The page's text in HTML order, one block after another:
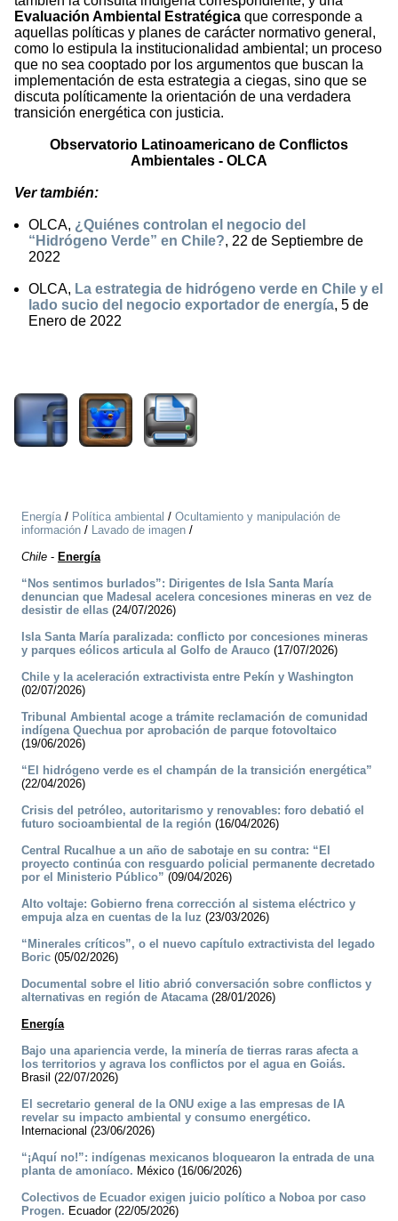
Evaluación Ambiental Estratégica que corresponde a
aquellas políticas y planes de carácter normativo general,
como lo estipula la institucionalidad ambiental; un proceso
que no sea cooptado por los argumentos que buscan la
implementación de esta estrategia a ciegas, sino que se
discuta políticamente la orientación de una verdadera
transición energética con justicia.
Observatorio Latinoamericano de Conflictos
Ambientales - OLCA
Ver también:
OLCA, ¿Quiénes controlan el negocio del
“Hidrógeno Verde” en Chile?, 22 de Septiembre de
2022
OLCA, La estrategia de hidrógeno verde en Chile y el
lado sucio del negocio exportador de energía, 5 de
Enero de 2022
Energía/ Política ambiental / Ocultamiento y manipulación de
información / Lavado de imagen /
Chile - Energía
“Nos sentimos burlados”: Dirigentes de Isla Santa María
denuncian que Madesal acelera concesiones mineras en vez de
desistir de ellas (24/07/2026)
Isla Santa María paralizada: conflicto por concesiones mineras
y parques eólicos articula al Golfo de Arauco (17/07/2026)
Chile y la aceleración extractivista entre Pekín y Washington
(02/07/2026)
Tribunal Ambiental acoge a trámite reclamación de comunidad
indígena Quechua por aprobación de parque fotovoltaico
(19/06/2026)
“El hidrógeno verde es el champán de la transición energética”
(22/04/2026)
Crisis del petróleo, autoritarismo y renovables: foro debatió el
futuro socioambiental de la región (16/04/2026)
Central Rucalhue a un año de sabotaje en su contra: “El
proyecto continúa con resguardo policial permanente decretado
por el Ministerio Público” (09/04/2026)
Alto voltaje: Gobierno frena corrección al sistema eléctrico y
empuja alza en cuentas de la luz (23/03/2026)
“Minerales críticos”, o el nuevo capítulo extractivista del legado
Boric (05/02/2026)
Documental sobre el litio abrió conversación sobre conflictos y
alternativas en región de Atacama(28/01/2026)
Energía
Bajo una apariencia verde, la minería de tierras raras afecta a
los territorios y agrava los conflictos por el agua en Goiás.
Brasil (22/07/2026)
El secretario general de la ONU exige a las empresas de IA
revelar su impacto ambiental y consumo energético.
Internacional (23/06/2026)
“¡Aquí no!”: indígenas mexicanos bloquearon la entrada de una
planta de amoníaco. México (16/06/2026)
Colectivos de Ecuador exigen juicio político a Noboa por caso
Progen. Ecuador (22/05/2026)